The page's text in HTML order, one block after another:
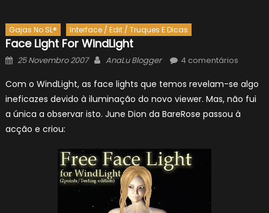
Gajas No SL® Interface / Edit / Truques E Dicas
Face Light For WindLight
Posted
25 Novembro 2007 Author
AnaLu Blogger 4 comentários
Com o WindLight, as face lights que temos revelam-se algo
ineficazes devido à iluminação do novo viewer. Mas, não fui
a única a observar isto. June Dion da BareRose passou à
acção e criou: